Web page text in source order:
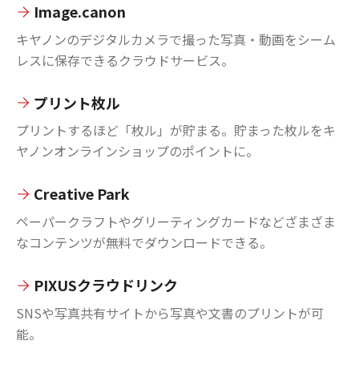
Image.canon
キヤノンのデジタルカメラで撮った写真・動画をシーム
レスに保存できるクラウドサービス。
プリント枚ル
プリントするほど「枚ル」が貯まる。貯まった枚ルをキ
ヤノンオンラインショップのポイントに。
Creative Park
ペーパークラフトやグリーティングカードなどざまざま
なコンテンツが無料でダウンロードできる。
PIXUSクラウドリンク
SNSや写真共有サイトから写真や文書のプリントが可
能。